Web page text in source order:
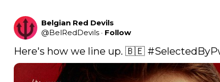
Belgian Red Devils
@BelRedDevils · Follow
Here's how we line up. 🇧🇪